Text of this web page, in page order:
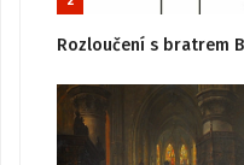
Rozloučení s bratrem